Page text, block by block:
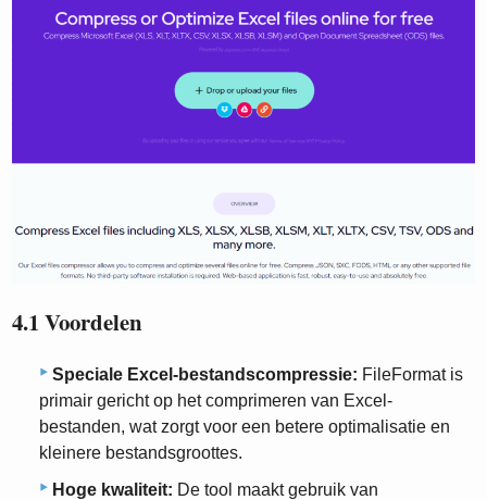
4.1 Voordelen
Speciale Excel-bestandscompressie: FileFormat is
primair gericht op het comprimeren van Excel-
bestanden, wat zorgt voor een betere optimalisatie en
kleinere bestandsgroottes.
Hoge kwaliteit: De tool maakt gebruik van